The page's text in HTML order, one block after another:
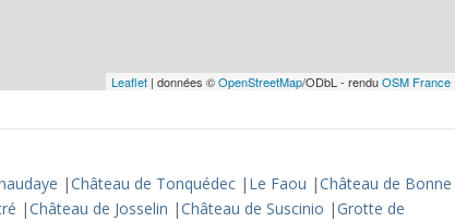
Leaflet | données ©OpenStreetMap/ODbL - renduOSM France
|Château de Tonquédec | Le Faou |Château de Bonne
|Château de Josselin |Château de Suscinio |Grotte de